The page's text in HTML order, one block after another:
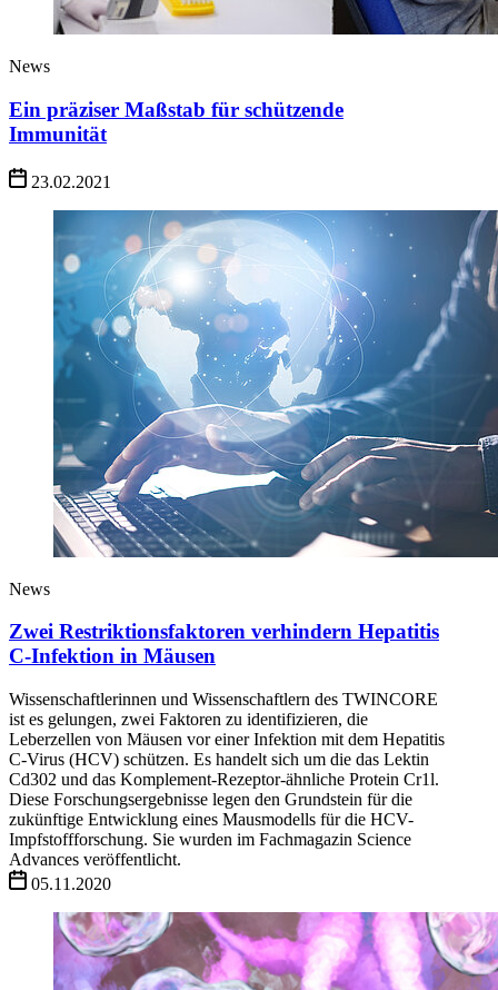
News
Ein präziser Maßstab für schützende
Immunität
23.02.2021
News
Zwei Restriktionsfaktoren verhindern Hepatitis
C-Infektion in Mäusen
Wissenschaftlerinnen und Wissenschaftlern des TWINCORE
ist es gelungen, zwei Faktoren zu identifizieren, die
Leberzellen von Mäusen vor einer Infektion mit dem Hepatitis
C-Virus (HCV) schützen. Es handelt sich um die das Lektin
Cd302 und das Komplement-Rezeptor-ähnliche Protein Cr1l.
Diese Forschungsergebnisse legen den Grundstein für die
zukünftige Entwicklung eines Mausmodells für die HCV-
Impfstoffforschung. Sie wurden im Fachmagazin Science
Advances veröffentlicht.
05.11.2020